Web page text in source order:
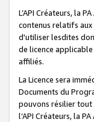
L’API Créateurs, la
contenus relatifs aux
d'utiliser lesdites
de licence applicable
affiliés.
La Licence sera
Documents du
pouvons résilier tout
l’API Créateurs, la